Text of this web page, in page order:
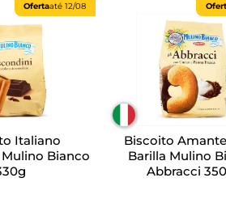
Ofertaaté12/08
Italiano
Bianco
Biscoito
Barilla Mulino